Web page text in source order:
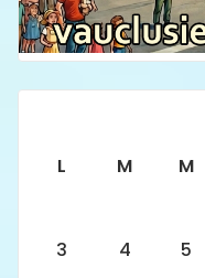
L
M M
3
4 5